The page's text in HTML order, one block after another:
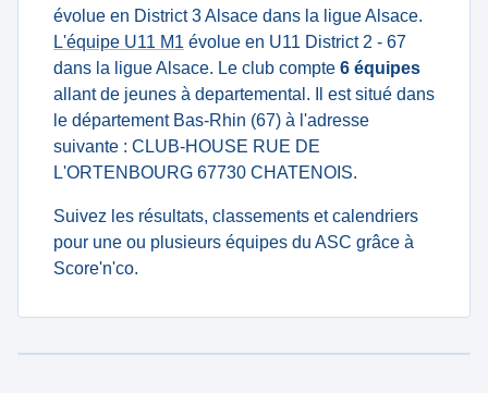
évolue en District 3 Alsace dans la ligue Alsace.
L'équipe U11 M1 évolue en U11 District 2 - 67
dans la ligue Alsace. Le club compte 6 équipes
allant de jeunes à departemental. Il est situé dans
le département Bas-Rhin (67) à l'adresse
suivante : CLUB-HOUSE RUE DE
L'ORTENBOURG 67730 CHATENOIS.
Suivez les résultats, classements et calendriers
pour une ou plusieurs équipes du ASC grâce à
Score'n'co.